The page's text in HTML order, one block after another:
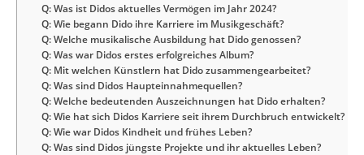
Q: Was ist Didos aktuelles Vermögen im Jahr 2024?
Q: Wie begann Dido ihre Karriere im Musikgeschäft?
Q: Welche musikalische Ausbildung hat Dido genossen?
Q: Was war Didos erstes erfolgreiches Album?
Q: Mit welchen Künstlern hat Dido zusammengearbeitet?
Q: Was sind Didos Haupteinnahmequellen?
Q: Welche bedeutenden Auszeichnungen hat Dido erhalten?
Q: Wie hat sich Didos Karriere seit ihrem Durchbruch entwickelt?
Q: Wie war Didos Kindheit und frühes Leben?
Q: Was sind Didos jüngste Projekte und ihr aktuelles Leben?